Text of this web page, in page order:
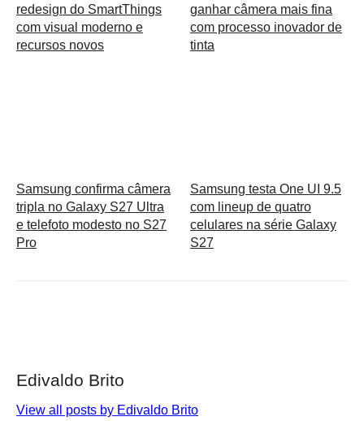
redesign do SmartThings
com visual moderno e
recursos novos
ganhar câmera mais fina
com processo inovador de
tinta
Samsung confirma câmera
tripla no Galaxy S27 Ultra
e telefoto modesto no S27
Pro
Samsung testa One UI 9.5
com lineup de quatro
celulares na série Galaxy
S27
Edivaldo Brito
View all posts by Edivaldo Brito